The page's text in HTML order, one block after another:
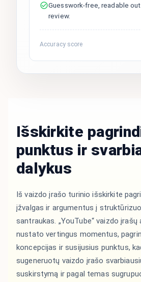
Guesswork-free, readable
review.
Accuracy score
Išskirkite
punktus ir
dalykus
Iš vaizdo įrašo turinio išskirkite
įžvalgas ir argumentus į
santraukas. „YouTube“ vaizdo
nustato vertingus momentus,
koncepcijas ir susijusius punktus,
sugeneruotų vaizdo įrašo
suskirstymą ir pagal temas